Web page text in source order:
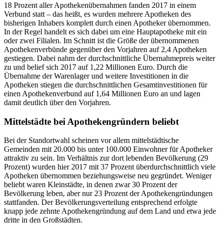
18 Prozent aller Apothekenübernahmen fanden 2017 in einem
Verbund statt – das heißt, es wurden mehrere Apotheken des
bisherigen Inhabers komplett durch einen Apotheker übernommen.
In der Regel handelt es sich dabei um eine Hauptapotheke mit ein
oder zwei Filialen. Im Schnitt ist die Größe der übernommenen
Apothekenverbünde gegenüber den Vorjahren auf 2,4 Apotheken
gestiegen. Dabei nahm der durchschnittliche Übernahmepreis weiter
zu und belief sich 2017 auf 1,22 Millionen Euro. Durch die
Übernahme der Warenlager und weitere Investitionen in die
Apotheken stiegen die durchschnittlichen Gesamtinvestitionen für
einen Apothekenverbund auf 1,64 Millionen Euro an und lagen
damit deutlich über den Vorjahren.
Mittelstädte bei Apothekengründern beliebt
Bei der Standortwahl scheinen vor allem mittelstädtische
Gemeinden mit 20.000 bis unter 100.000 Einwohner für Apotheker
attraktiv zu sein. Im Verhältnis zur dort lebenden Bevölkerung (29
Prozent) wurden hier 2017 mit 37 Prozent überdurchschnittlich viele
Apotheken übernommen beziehungsweise neu gegründet. Weniger
beliebt waren Kleinstädte, in denen zwar 30 Prozent der
Bevölkerung leben, aber nur 23 Prozent der Apothekengründungen
stattfanden. Der Bevölkerungsverteilung entsprechend erfolgte
knapp jede zehnte Apothekengründung auf dem Land und etwa jede
dritte in den Großstädten.